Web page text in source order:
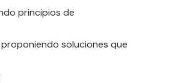
principios de
soluciones que